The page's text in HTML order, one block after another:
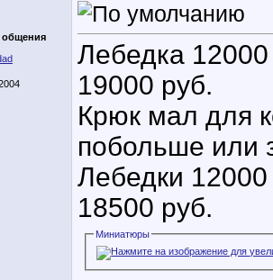
общения
Лебедка
19000 руб.
Крюк мал для
побольше или
Лебедки
18500 руб.
Миниатюры